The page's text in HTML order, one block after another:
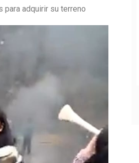
adquirir su terreno